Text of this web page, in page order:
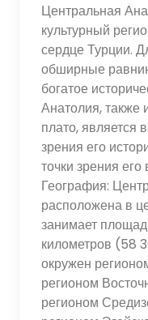
Центральная
культурный
сердце Турции.
обширные
богатое
Анатолия, также
плато, является
зрения его
точки зрения
География:
расположена в
занимает
километров (58
окружен
регионом
регионом